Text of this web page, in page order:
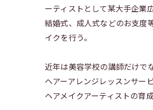
ーティストとして某大手企業
結婚式、成人式などのお支度
イクを行う。
近年は美容学校の講師だけで
ヘアーアレンジレッスンサー
ヘアメイクアーティストの育